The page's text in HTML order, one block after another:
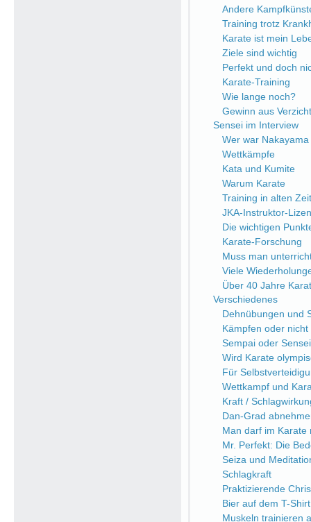
Andere
Training trotz
Karate ist mein
Ziele sind wichtig
Perfekt und doch
Karate-Training
Wie lange noch?
Gewinn aus Verzicht
Sensei im Interview
Wer war
Wettkämpfe
Kata und Kumite
Warum Karate
Training in alten
JKA-Instruktor-
Die wichtigen
Karate-Forschung
Muss man
Viele
Über 40 Jahre
Verschiedenes
Dehnübungen und
Kämpfen oder
Sempai oder Sensei
Wird Karate
Für
Wettkampf und
Kraft /
Dan-Grad
Man darf im Karate
Mr. Perfekt: Die
Seiza und
Schlagkraft
Praktizierende
Bier auf dem T-Shirt
Muskeln trainieren